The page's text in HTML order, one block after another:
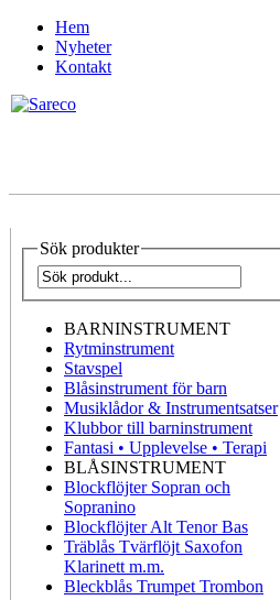
Hem
Nyheter
Kontakt
Sök produkter
BARNINSTRUMENT
Rytminstrument
Stavspel
Blåsinstrument för barn
Musiklådor & Instrumentsatser
Klubbor till barninstrument
Fantasi • Upplevelse • Terapi
BLÅSINSTRUMENT
Blockflöjter Sopran och
Sopranino
Blockflöjter Alt Tenor Bas
Träblås Tvärflöjt Saxofon
Klarinett m.m.
Bleckblås Trumpet Trombon